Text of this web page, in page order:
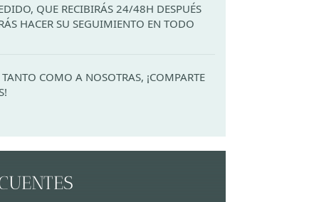
QUE RECIBIRÁS 24/48H DESPUÉS
HACER SU SEGUIMIENTO EN TODO
COMO A NOSOTRAS, ¡COMPARTE